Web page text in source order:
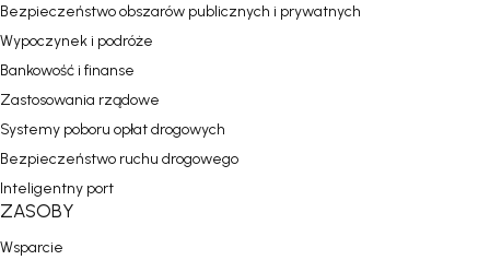
Bezpieczeństwo obszarów publicznych i prywatnych
Wypoczynek i podróże
Bankowość i finanse
Zastosowania rządowe
Systemy poboru opłat drogowych
Bezpieczeństwo ruchu drogowego
Inteligentny port
ZASOBY
Wsparcie